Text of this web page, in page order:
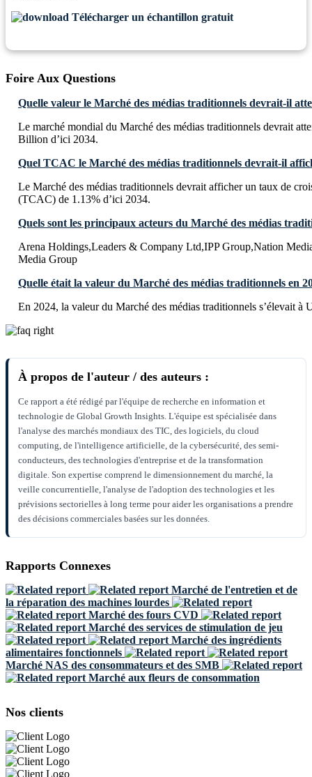
Télécharger un échantillon gratuit
Foire Aux Questions
Quelle valeur le Marché des médias traditionnels devrait-il
Le marché mondial du Marché des médias traditionnels devrait
Billion d’ici 2034.
Quel TCAC le Marché des médias traditionnels devrait-il
Le Marché des médias traditionnels devrait afficher un taux de
(TCAC) de 1.13% d’ici 2034.
Quels sont les principaux acteurs du Marché des médias
Arena Holdings,Leaders & Company Ltd,IPP Group,Nation
Media Group
Quelle était la valeur du Marché des médias traditionnels en
En 2024, la valeur du Marché des médias traditionnels s’élevait
À propos de l'auteur / des auteurs :
Ce rapport a été rédigé par l'équipe de recherche en information et
technologie de Global Growth Insights. L'équipe est spécialisée dans
l'analyse des marchés mondiaux des TIC, des logiciels, du cloud
computing, de l'intelligence artificielle, de la cybersécurité, des semi-
conducteurs, des technologies d'entreprise et de la transformation
digitale. Son expertise comprend le dimensionnement du marché, la
veille concurrentielle, l'analyse de l'adoption des technologies et les
prévisions sectorielles à long terme pour aider les organisations a prendre
des décisions commerciales basées sur les données.
Rapports Connexes
Marché de l'entretien et de
la réparation des machines lourdes
Marché des fours CVD
Marché des services de stimulation de jeu
Marché des ingrédients
alimentaires fonctionnels
Marché NAS des consommateurs et des SMB
Marché aux fleurs de consommation
Nos clients